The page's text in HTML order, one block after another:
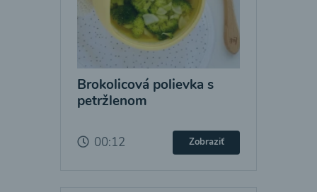
Brokolicová polievka s
petržlenom
00:12 Zobraziť